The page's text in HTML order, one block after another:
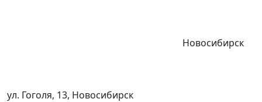
Новосибирск
ул. Гоголя, 13, Новосибирск